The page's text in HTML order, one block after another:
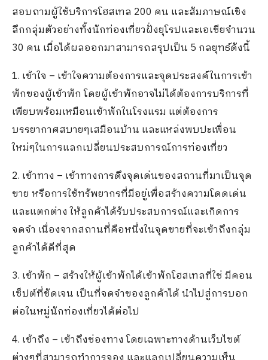
สอบถามผู้ใช้บริการโฮสเทล 200 คน และสัมภาษณ์เชิง
ลึกกลุ่มตัวอย่างทั้งนักท่องเที่ยวฝั่งยุโรปและเอเชียจำนวน
30 คน เมื่อได้ผลออกมาสามารถสรุปเป็น 5 กลยุทธ์ดังนี้
1. เข้าใจ – เข้าใจความต้องการและจุดประสงค์ในการเข้า
พักของผู้เข้าพัก โดยผู้เข้าพักอาจไม่ได้ต้องการบริการที่
เพียบพร้อมเหมือนเข้าพักในโรงแรม แต่ต้องการ
บรรยากาศสบายๆเสมือนบ้าน และแหล่งพบปะเพื่อน
ใหม่ๆในการแลกเปลี่ยนประสบการณ์การท่องเที่ยว
2. เข้าทาง – เข้าทางการดึงจุดเด่นของสถานที่มาเป็นจุด
ขาย หรือการใช้ทรัพยากรที่มีอยู่เพื่อสร้างความโดดเด่น
และแตกต่าง ให้ลูกค้าได้รับประสบการณ์และเกิดการ
จดจำ เนื่องจากสถานที่คือหนึ่งในจุดขายที่จะเข้าถึงกลุ่ม
ลูกค้าได้ดีที่สุด
3. เข้าพัก – สร้างให้ผู้เข้าพักได้เข้าพักโฮสเทลที่ใช่ มีคอน
เซ็ปต์ที่ชัดเจน เป็นที่จดจำของลูกค้าได้ นำไปสู่การบอก
ต่อในหมู่นักท่องเที่ยวได้ต่อไป
4. เข้าถึง – เข้าถึงช่องทาง โดยเฉพาะทางด้านเว็บไซต์